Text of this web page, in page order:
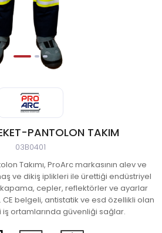
PANTOLON TAKIM
03B0401
Takımı, ProArc markasının alev ve
ve dikiş iplikleri ile ürettiği endüstriyel
kapama, cepler, reflektörler ve ayarlar
belgeli, antistatik ve esd özellikli olan
iş ortamlarında güvenliği sağlar.